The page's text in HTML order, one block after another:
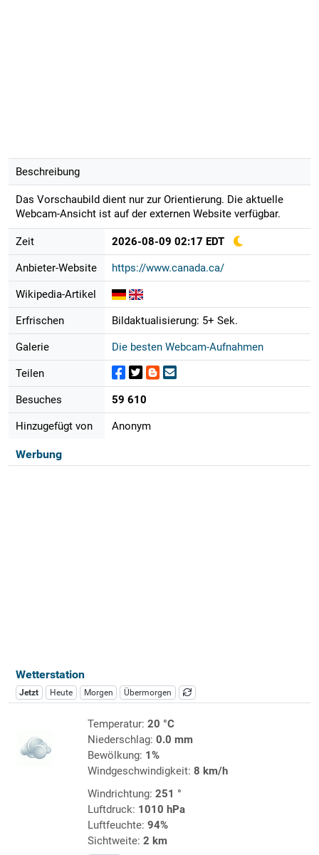
Beschreibung
Das Vorschaubild dient nur zur Orientierung. Die aktuelle
Webcam-Ansicht ist auf der externen Website verfügbar.
Zeit 2026-08-09 02:17 EDT
Anbieter-Website https://www.canada.ca/
Wikipedia-Artikel
Erfrischen Bildaktualisierung: 5+ Sek.
Galerie Die besten Webcam-Aufnahmen
Teilen
Besuches 59 610
Hinzugefügt von Anonym
Werbung
Wetterstation
Jetzt Heute Morgen Übermorgen
Temperatur: 20 °C
Niederschlag: 0.0 mm
Bewölkung: 1%
Windgeschwindigkeit: 8 km/h
Windrichtung: 251 °
Luftdruck: 1010 hPa
Luftfeuchte: 94%
Sichtweite: 2 km